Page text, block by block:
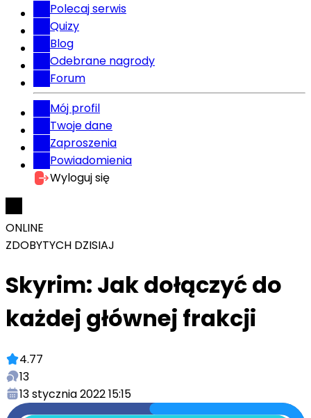
Polecaj serwis
Quizy
Blog
Odebrane nagrody
Forum
Mój profil
Twoje dane
Zaproszenia
Powiadomienia
Wyloguj się
ONLINE
ZDOBYTYCH DZISIAJ
Skyrim: Jak dołączyć do
każdej głównej frakcji
4.77
13
13 stycznia 2022 15:15